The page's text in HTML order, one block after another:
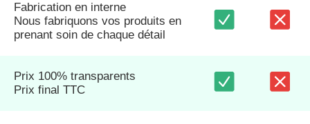
Fabrication en interne
Nous fabriquons vos produits en
prenant soin de chaque détail
Prix 100% transparents
Prix final TTC